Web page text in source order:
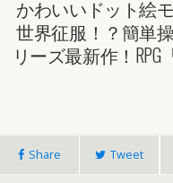
かわいいドット絵
世界征服！？簡単
リーズ最新作！
Share Tweet